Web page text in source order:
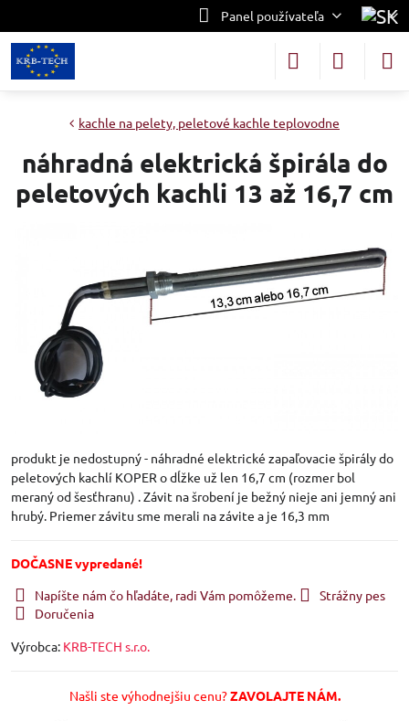
Panel používateľa
kachle na pelety, peletové kachle teplovodne
náhradná elektrická špirála do
peletových kachli 13 až 16,7 cm
produkt je nedostupný - náhradné elektrické zapaľovacie špirály do
peletových kachlí KOPER o dĺžke už len 16,7 cm (rozmer bol
meraný od šesťhranu) . Závit na šrobení je bežný nieje ani jemný ani
hrubý. Priemer závitu sme merali na závite a je 16,3 mm
DOČASNE vypredané!
Napíšte nám čo hľadáte, radi Vám pomôžeme.
Strážny pes
Doručenia
Výrobca: KRB-TECH s.r.o.
Našli ste výhodnejšiu cenu?ZAVOLAJTE NÁM.